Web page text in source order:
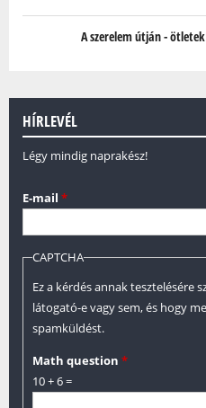
A szerelem útján -
HÍRLEVÉL
Légy mindig naprakész!
E-mail *
CAPTCHA
Ez a kérdés annak tesztelésére
látogató-e vagy sem, és hogy
spamküldést.
Math question *
10 + 6 =